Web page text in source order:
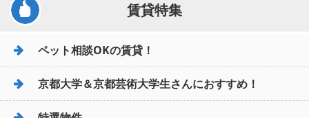
賃貸特集
ペット相談OKの賃貸！
京都大学＆京都芸術大学生さんにおすすめ！